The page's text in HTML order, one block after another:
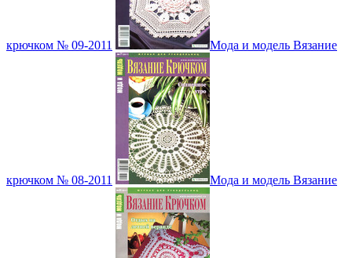
крючком № 09-2011 Мода и модель Вязание
крючком № 08-2011 Мода и модель Вязание